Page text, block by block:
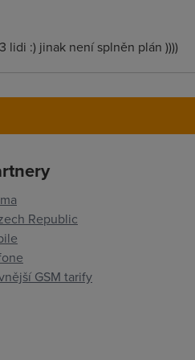
lidi :) jinak není splněn plán ))))
Republic
GSM tarify